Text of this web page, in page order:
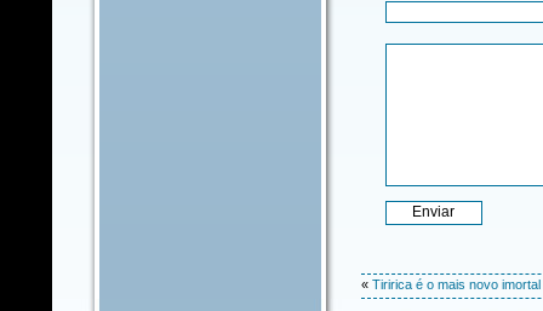
« Tiririca é o mais novo